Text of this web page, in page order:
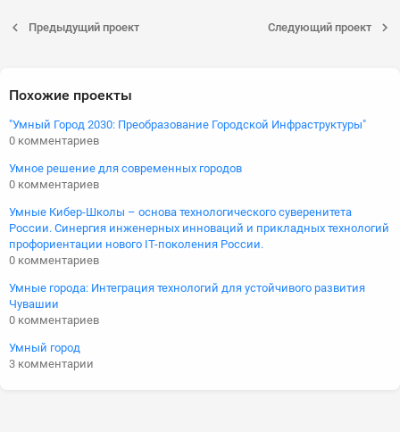
Предыдущий проект Следующий проект
Похожие проекты
"Умный Город 2030: Преобразование Городской Инфраструктуры"
0 комментариев
Умное решение для современных городов
0 комментариев
Умные Кибер-Школы – основа технологического суверенитета
России. Синергия инженерных инноваций и прикладных технологий
профориентации нового IT-поколения России.
0 комментариев
Умные города: Интеграция технологий для устойчивого развития
Чувашии
0 комментариев
Умный город
3 комментарии